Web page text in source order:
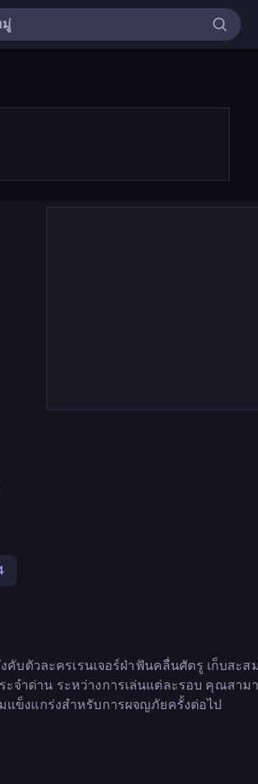
บตัวละครเรนเจอร์ฝ่าฟันคลื่นศัตรู เก็บสะสม
จำด่าน ระหว่างการเล่นแต่ละรอบ คุณสาม
ข็งแกร่งสำหรับการผจญภัยครั้งต่อไป